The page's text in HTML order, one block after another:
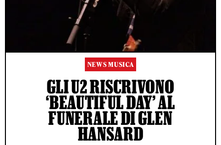
NEWS MUSICA
GLI U2 RISCRIVONO
‘BEAUTIFUL DAY’ AL
FUNERALE DI GLEN
HANSARD